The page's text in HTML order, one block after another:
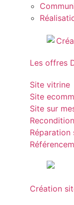
Les offres
Site vitrine
Site
Site sur
Réparation
Création